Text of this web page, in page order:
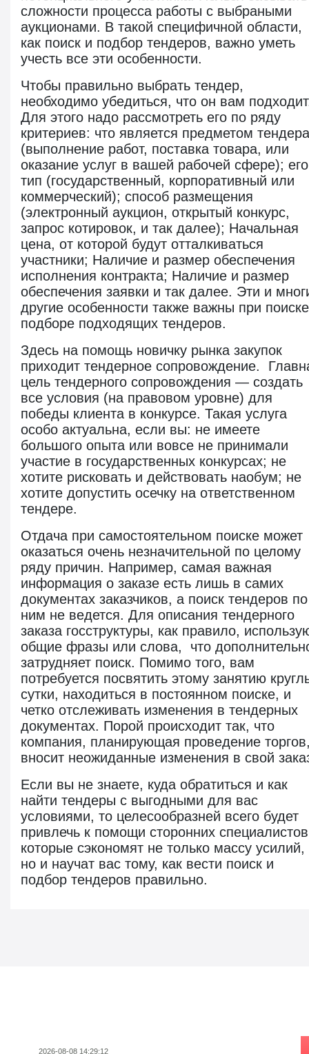
сложности процесса работы с выбраными
аукционами. В такой специфичной области,
как поиск и подбор тендеров, важно уметь
учесть все эти особенности.
Чтобы правильно выбрать тендер,
необходимо убедиться, что он вам
Для этого надо рассмотреть его по ряду
критериев: что является предметом тендера
(выполнение работ, поставка товара, или
оказание услуг в вашей рабочей сфере); его
тип (государственный, корпоративный или
коммерческий); способ размещения
(электронный аукцион, открытый конкурс,
запрос котировок, и так далее); Начальная
цена, от которой будут отталкиваться
участники; Наличие и размер обеспечения
исполнения контракта; Наличие и размер
обеспечения заявки и так далее. Эти и
другие особенности также важны при
подборе подходящих тендеров.
Здесь на помощь новичку рынка закупок
приходит тендерное сопровождение.
цель тендерного сопровождения — создать
все условия (на правовом уровне) для
победы клиента в конкурсе. Такая услуга
особо актуальна, если вы: не имеете
большого опыта или вовсе не принимали
участие в государственных конкурсах; не
хотите рисковать и действовать наобум; не
хотите допустить осечку на ответственном
тендере.
Отдача при самостоятельном поиске может
оказаться очень незначительной по целому
ряду причин. Например, самая важная
информация о заказе есть лишь в самих
документах заказчиков, а поиск тендеров по
ним не ведется. Для описания тендерного
заказа госструктуры, как правило,
общие фразы или слова, что
затрудняет поиск. Помимо того, вам
потребуется посвятить этому занятию
сутки, находиться в постоянном поиске, и
четко отслеживать изменения в тендерных
документах. Порой происходит так, что
компания, планирующая проведение
вносит неожиданные изменения в свой
Если вы не знаете, куда обратиться и как
найти тендеры с выгодными для вас
условиями, то целесообразней всего будет
привлечь к помощи сторонних
которые сэкономят не только массу усилий,
но и научат вас тому, как вести поиск и
подбор тендеров правильно.
2026-08-08 14:29:12